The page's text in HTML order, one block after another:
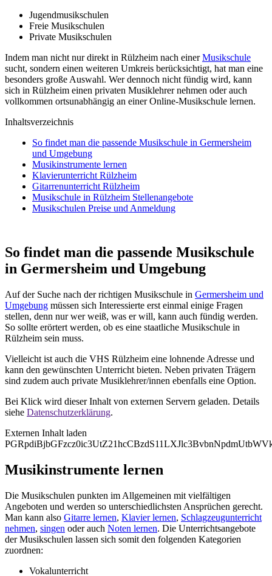
Jugendmusikschulen
Freie Musikschulen
Private Musikschulen
Indem man nicht nur direkt in Rülzheim nach einerMusikschule
sucht, sondern einen weiteren Umkreis berücksichtigt, hat man eine
besonders große Auswahl. Wer dennoch nicht fündig wird, kann
sich in Rülzheim einen privaten Musiklehrer nehmen oder auch
vollkommen ortsunabhängig an einer Online-Musikschule lernen.
Inhaltsverzeichnis
So findet man die passende Musikschule in Germersheim
und Umgebung
Musikinstrumente lernen
Klavierunterricht Rülzheim
Gitarrenunterricht Rülzheim
Musikschule in Rülzheim Stellenangebote
Musikschulen Preise und Anmeldung
So findet man die passende Musikschule
in Germersheim und Umgebung
Auf der Suche nach der richtigen Musikschule in Germersheim und
Umgebung müssen sich Interessierte erst einmal einige Fragen
stellen, denn nur wer weiß, was er will, kann auch fündig werden.
So sollte erörtert werden, ob es eine staatliche Musikschule in
Rülzheim sein muss.
Vielleicht ist auch die VHS Rülzheim eine lohnende Adresse und
kann den gewünschten Unterricht bieten. Neben privaten Trägern
sind zudem auch private Musiklehrer/innen ebenfalls eine Option.
Bei Klick wird dieser Inhalt von externen Servern geladen. Details
siehe Datenschutzerklärung.
Externen Inhalt laden
Musikinstrumente lernen
Die Musikschulen punkten im Allgemeinen mit vielfältigen
Angeboten und werden so unterschiedlichsten Ansprüchen gerecht.
Man kann also Gitarre lernen, Klavier lernen, Schlagzeugunterricht
nehmen, singen oder auch Noten lernen. Die Unterrichtsangebote
der Musikschulen lassen sich somit den folgenden Kategorien
zuordnen:
Vokalunterricht